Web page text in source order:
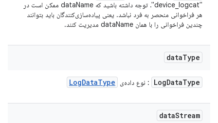
"device_logcat". توجه داشته باشید که dataName ممکن است در
هر فراخوانی منحصر به فرد نباشد. یعنی پیاده‌سازی‌کنندگان باید بتوانند
چندین فراخوانی را با همان dataName مدیریت کنند.
dataType
LogDataType : نوع داده‌ی LogDataType
dataStream